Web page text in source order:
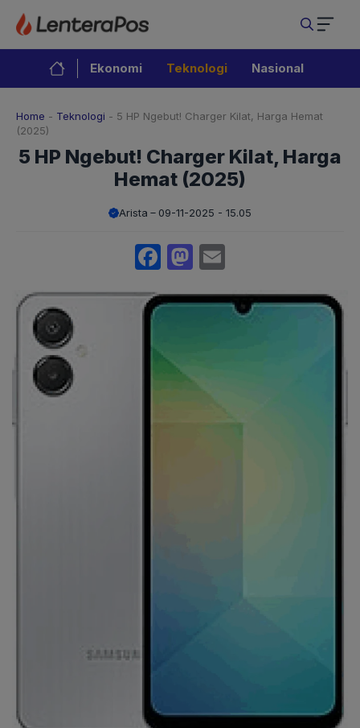
Langsung
isi
Ekonomi Teknologi Nasional
Home - Teknologi - 5 HP Ngebut! Charger Kilat, Harga Hemat
(2025)
5 HP Ngebut! Charger Kilat, Harga
Hemat (2025)
Arista 09-11-2025 - 15.05
Facebook
Mastodon